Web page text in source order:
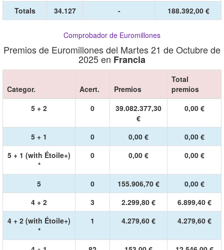
Totals 34.127 - 188.392,00 €
Comprobador de Euromillones
Premios de Euromillones del Martes 21 de Octubre de
2025 en Francia
Categor. Acert. Premios
Total
premios
5 + 2
0
39.082.377,30
€
0,00 €
5 + 1 0 0,00 €
0,00 €
5 + 1 (with Étoile+)
*
0 0,00 € 0,00 €
5 0 155.906,70 €
0,00 €
4 + 2
3 2.299,80 €
6.899,40 €
4 + 2 (with Étoile+)
*
1 4.279,60 € 4.279,60 €